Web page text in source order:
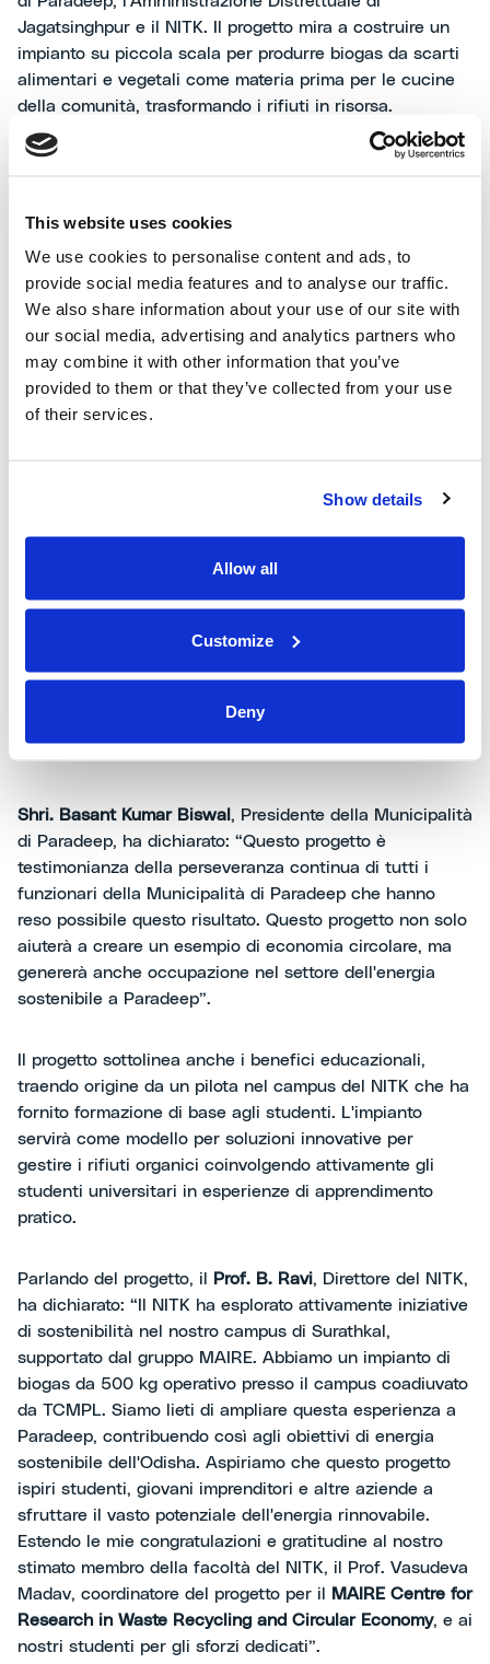
This website uses cookies
We use cookies to personalise content and ads, to
provide social media features and to analyse our traffic.
We also share information about your use of our site with
our social media, advertising and analytics partners who
may combine it with other information that you’ve
provided to them or that they’ve collected from your use
of their services.
Show details
Allow all
Customize
Deny
Jagatsinghpur e il NITK. Il progetto mira a costruire un
impianto su piccola scala per produrre biogas da scarti
alimentari e vegetali come materia prima per le cucine
della comunità, trasformando i rifiuti in risorsa.
L'impianto è atteso essere operativo entro i prossimi 12
mesi per servire le comunità locali.
Nel corso dell’evento,Milind Baride
India del gruppo MAIRE, ha dichiarato: “L’impianto
rappresenta il forte impegno del gruppo MAIRE per la
circolarità, la responsabilità sociale d’impresa e la
sostenibilità economica nelle comunità che serve.
Sottolinea il duplice obiettivo di TCMPL di tutela
ambientale e empowerment sociale, offrendo un
modello scalabile per progetti di energia rinnovabile in
, Ministro per l‘Industria, lo
Governo di Odisha, ha dichiarato: “L'impianto di biogas
proposto riciclerà i rifiuti alimentari municipali e ridurrà
il volume delle discariche. I rifiuti segregati dalla
questo impianto dalla capacità di una tonnellata per
ottenere come prodotto finale il biogas compresso che
sarà utilizzato come combustibile e fornito alla cucina
Shri. Basant Kumar Biswal , Presidente della Municipalità
di Paradeep, ha dichiarato: “Questo progetto è
testimonianza della perseveranza continua di tutti i
funzionari della Municipalità di Paradeep che hanno
reso possibile questo risultato. Questo progetto non solo
aiuterà a creare un esempio di economia circolare, ma
genererà anche occupazione nel settore dell'energia
sostenibile a Paradeep”.
Il progetto sottolinea anche i benefici educazionali,
traendo origine da un pilota nel campus del NITK che ha
fornito formazione di base agli studenti. L'impianto
servirà come modello per soluzioni innovative per
gestire i rifiuti organici coinvolgendo attivamente gli
studenti universitari in esperienze di apprendimento
pratico.
Parlando del progetto, il Prof. B. Ravi, Direttore del NITK,
ha dichiarato: “Il NITK ha esplorato attivamente iniziative
di sostenibilità nel nostro campus di Surathkal,
supportato dal gruppo MAIRE. Abbiamo un impianto di
biogas da 500 kg operativo presso il campus coadiuvato
da TCMPL. Siamo lieti di ampliare questa esperienza a
Paradeep, contribuendo così agli obiettivi di energia
sostenibile dell'Odisha. Aspiriamo che questo progetto
ispiri studenti, giovani imprenditori e altre aziende a
sfruttare il vasto potenziale dell'energia rinnovabile.
Estendo le mie congratulazioni e gratitudine al nostro
stimato membro della facoltà del NITK, il Prof. Vasudeva
Madav, coordinatore del progetto per il
MAIRE Centre for
Research in Waste Recycling and Circular Economy, e ai
nostri studenti per gli sforzi dedicati”.